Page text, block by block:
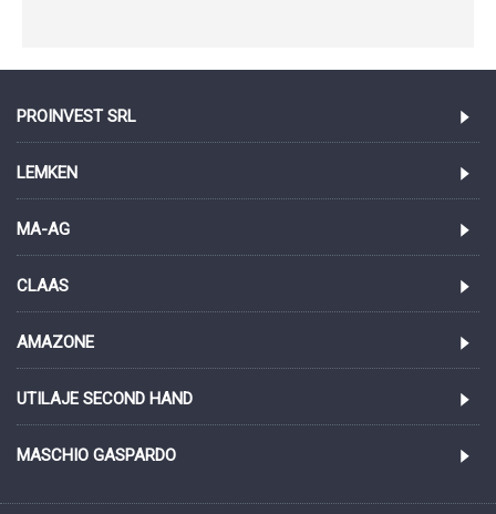
PROINVEST SRL
LEMKEN
MA-AG
CLAAS
AMAZONE
UTILAJE SECOND HAND
MASCHIO GASPARDO